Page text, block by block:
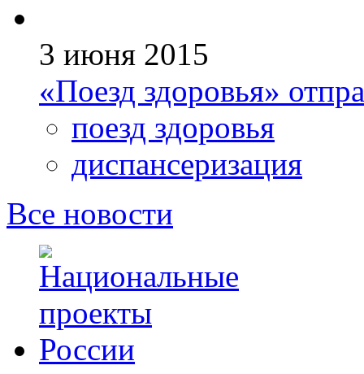
3 июня 2015
«Поезд здоровья»
поезд здоровья
диспансеризация
Все новости